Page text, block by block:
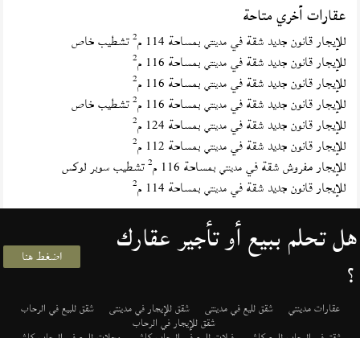
عقارات أخري متاحة
للإيجار قانون جديد شقة فيمدينتي بمساحة 114 م 2تشطيب خاص
للإيجار قانون جديد شقة فيمدينتي بمساحة 116 م 2
للإيجار قانون جديد شقة فيمدينتي بمساحة 116 م 2
للإيجار قانون جديد شقة فيمدينتي بمساحة 116 م 2تشطيب خاص
للإيجار قانون جديد شقة فيمدينتي بمساحة 124 م 2
للإيجار قانون جديد شقة فيمدينتي بمساحة 112 م 2
للإيجار مفروش شقة فيمدينتي بمساحة 116 م 2تشطيب سوبر لوكس
للإيجار قانون جديد شقة فيمدينتي بمساحة 114 م 2
هل تحلم ببيع أو تأجير عقارك
؟ اضغط هنا
عقارات مدينتي شقق لليع في مدينتى شقق للإيجار في مدينتى شقق للبيع في الرحاب
شقق للإيجار في الرحاب